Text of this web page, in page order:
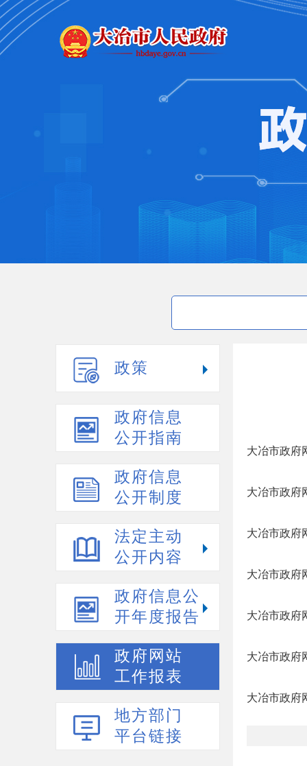
政策
政府信息
公开指南
政府信息
公开制度
法定主动
公开内容
政府信息公
开年度报告
政府网站
工作报表
地方部门
平台链接
大冶市政府
大冶市政府
大冶市政府
大冶市政府
大冶市政府
大冶市政府
大冶市政府